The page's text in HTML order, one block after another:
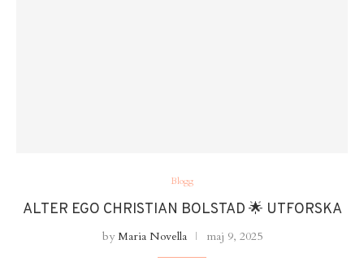
Blogg
ALTER EGO CHRISTIAN BOLSTAD 🌟 UTFORSKA
byMaria Novella maj 9, 2025